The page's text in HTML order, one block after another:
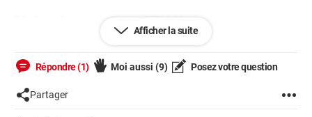
PS: Carte Graphique: Nvidia GTX 960.
Afficher la suite
Répondre (1) Moi aussi (9) Posez votre question
Partager